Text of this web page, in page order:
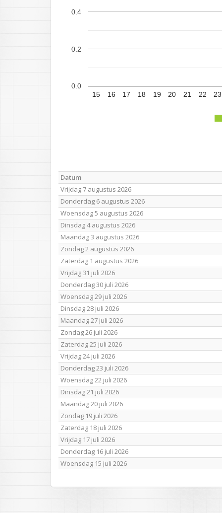
15 16 17 18 19 20 21 22 23
0.0
0.2
0.4
Datum
Vrijdag 7 augustus 2026
Donderdag 6 augustus 2026
Woensdag 5 augustus 2026
Dinsdag 4 augustus 2026
Maandag 3 augustus 2026
Zondag 2 augustus 2026
Zaterdag 1 augustus 2026
Vrijdag 31 juli 2026
Donderdag 30 juli 2026
Woensdag 29 juli 2026
Dinsdag 28 juli 2026
Maandag 27 juli 2026
Zondag 26 juli 2026
Zaterdag 25 juli 2026
Vrijdag 24 juli 2026
Donderdag 23 juli 2026
Woensdag 22 juli 2026
Dinsdag 21 juli 2026
Maandag 20 juli 2026
Zondag 19 juli 2026
Zaterdag 18 juli 2026
Vrijdag 17 juli 2026
Donderdag 16 juli 2026
Woensdag 15 juli 2026